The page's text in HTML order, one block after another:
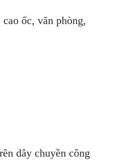
ốc, văn phòng,
dây chuyền công